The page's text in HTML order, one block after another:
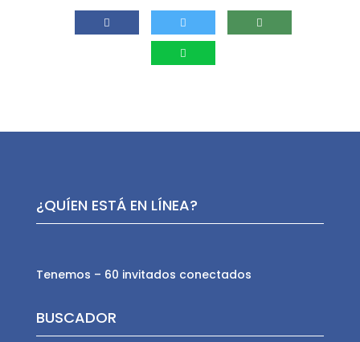
¿QUÍEN ESTÁ EN LÍNEA?
Tenemos – 60 invitados conectados
BUSCADOR